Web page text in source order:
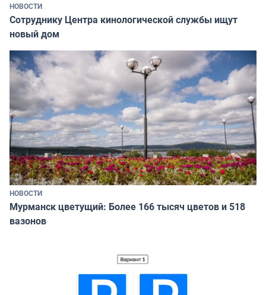
НОВОСТИ
Сотруднику Центра кинологической службы ищут
новый дом
НОВОСТИ
Мурманск цветущий: Более 166 тысяч цветов и 518
вазонов